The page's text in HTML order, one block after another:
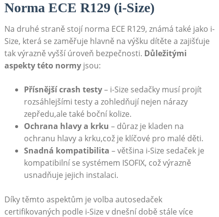
Norma ECE R129 (i-Size)
Na druhé straně stojí norma ECE R129, známá také jako i-
Size, která se zaměřuje hlavně na výšku dítěte a zajišťuje
tak výrazně vyšší úroveň bezpečnosti. Důležitými
aspekty této normyjsou:
Přísnější crash testy– i-Size sedačky musí projít
rozsáhlejšími testy a zohledňují nejen nárazy
zepředu,ale také boční kolize.
Ochrana hlavy a krku – důraz je kladen na
ochranu hlavy a krku,což je klíčové pro malé děti.
Snadná kompatibilita – většina i-Size sedaček je
kompatibilní se systémem ISOFIX, což výrazně
usnadňuje jejich instalaci.
Díky těmto aspektům je volba autosedaček
certifikovaných podle i-Size v dnešní době stále více